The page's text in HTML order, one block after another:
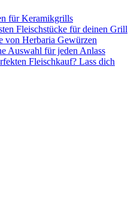
für Keramikgrills
Fleischstücke für deinen Grill
von Herbaria Gewürzen
Auswahl für jeden Anlass
Fleischkauf? Lass dich